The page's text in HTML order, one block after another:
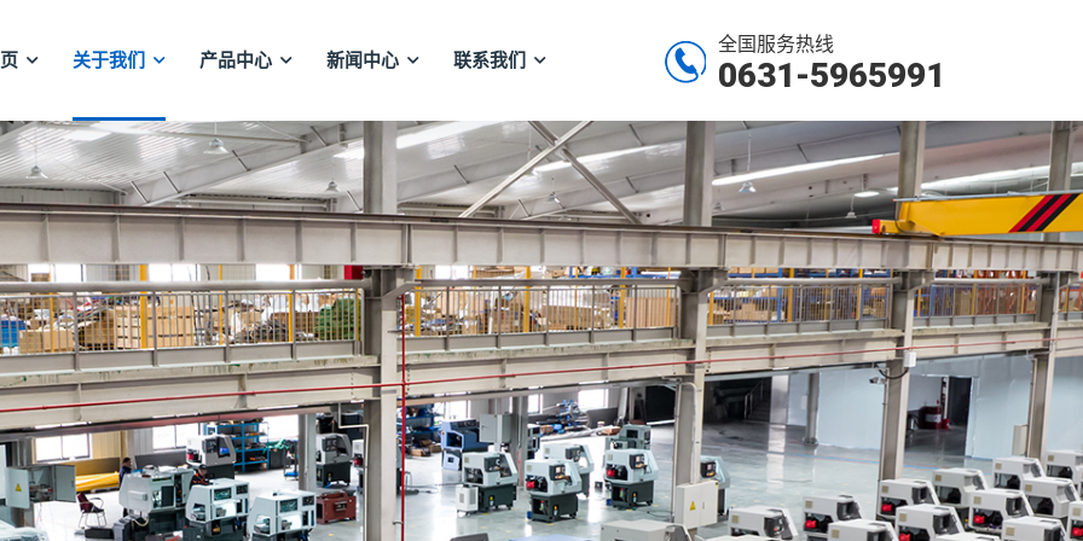
关于我们 产品中心 新闻中心 联系我们
全国服务热线
0631-5965991